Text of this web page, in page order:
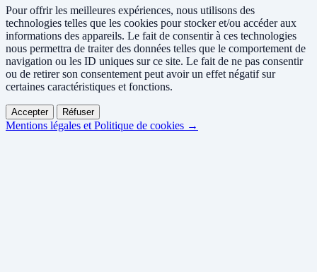
Pour offrir les meilleures expériences, nous utilisons des
technologies telles que les cookies pour stocker et/ou accéder aux
informations des appareils. Le fait de consentir à ces technologies
nous permettra de traiter des données telles que le comportement de
navigation ou les ID uniques sur ce site. Le fait de ne pas consentir
ou de retirer son consentement peut avoir un effet négatif sur
certaines caractéristiques et fonctions.
Accepter Réfuser
Mentions légales et Politique de cookies →